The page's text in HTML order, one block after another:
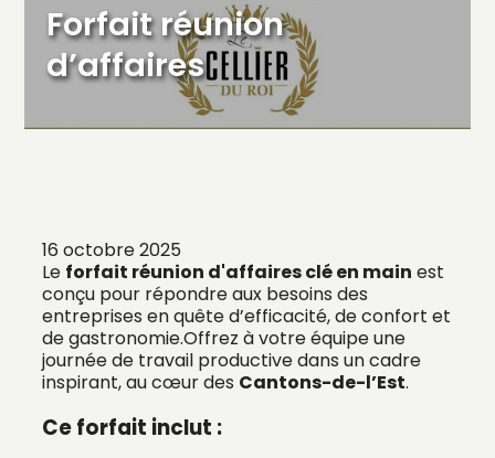
Forfait réunion
d’affaires
16 octobre 2025
Le forfait réunion d'affaires clé en main est
conçu pour répondre aux besoins des
entreprises en quête d’efficacité, de confort et
de gastronomie.Offrez à votre équipe une
journée de travail productive dans un cadre
inspirant, au cœur des Cantons-de-l’Est.
Ce forfait inclut :